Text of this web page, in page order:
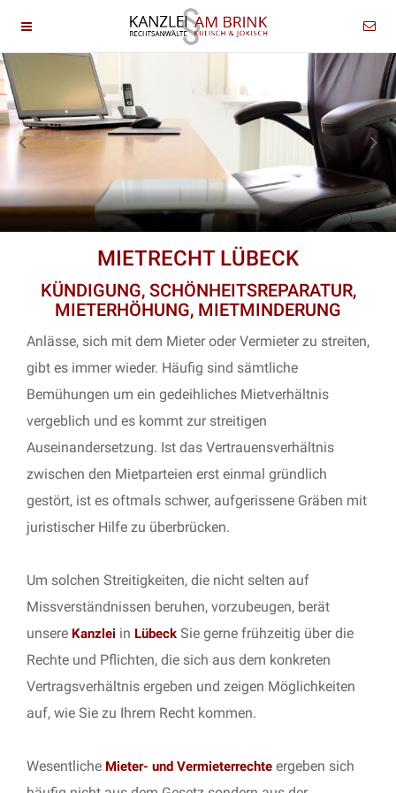
MIETRECHT LÜBECK
KÜNDIGUNG, SCHÖNHEITSREPARATUR,
MIETERHÖHUNG, MIETMINDERUNG
Anlässe, sich mit dem Mieter oder Vermieter zu streiten,
gibt es immer wieder. Häufig sind sämtliche
Bemühungen um ein gedeihliches Mietverhältnis
vergeblich und es kommt zur streitigen
Auseinandersetzung. Ist das Vertrauensverhältnis
zwischen den Mietparteien erst einmal gründlich
gestört, ist es oftmals schwer, aufgerissene Gräben mit
juristischer Hilfe zu überbrücken.
Um solchen Streitigkeiten, die nicht selten auf
Missverständnissen beruhen, vorzubeugen, berät
unsere Kanzlei in Lübeck Sie gerne frühzeitig über die
Rechte und Pflichten, die sich aus dem konkreten
Vertragsverhältnis ergeben und zeigen Möglichkeiten
auf, wie Sie zu Ihrem Recht kommen.
Wesentliche Mieter- und Vermieterrechte ergeben sich